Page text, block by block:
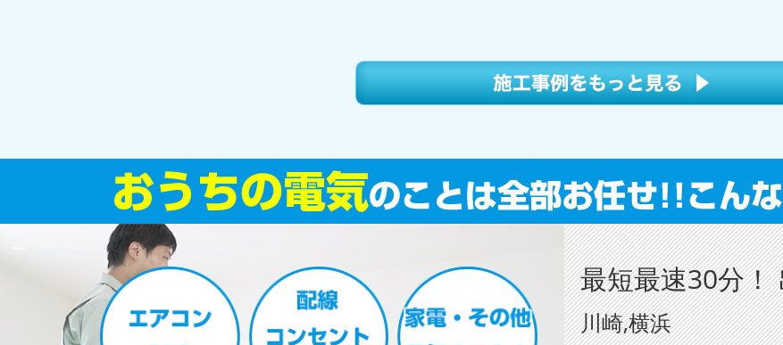
最短最速30分
川崎,横浜